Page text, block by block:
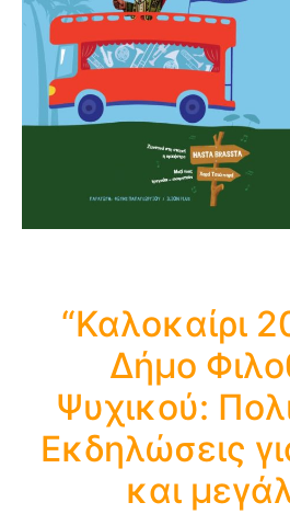
“Καλοκαίρι
Δήμο
Ψυχικού:
Εκδηλώσεις
και